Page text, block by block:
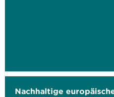
Nachhaltige